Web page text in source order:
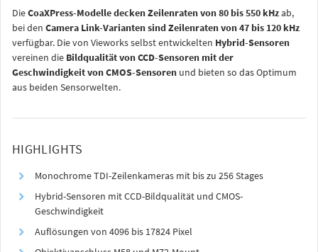
DieCoaXPress-Modelle decken Zeilenraten von 80 bis 550 kHzab,
bei den Camera Link-Varianten sind Zeilenraten von 47 bis 120 kHz
verfügbar. Die von Vieworks selbst entwickelten Hybrid-Sensoren
vereinen die Bildqualität von CCD-Sensoren mit der
Geschwindigkeit von CMOS-Sensoren und bieten so das Optimum
aus beiden Sensorwelten.
HIGHLIGHTS
Monochrome TDI-Zeilenkameras mit bis zu 256 Stages
Hybrid-Sensoren mit CCD-Bildqualität und CMOS-
Geschwindigkeit
Auflösungen von 4096 bis 17824 Pixel